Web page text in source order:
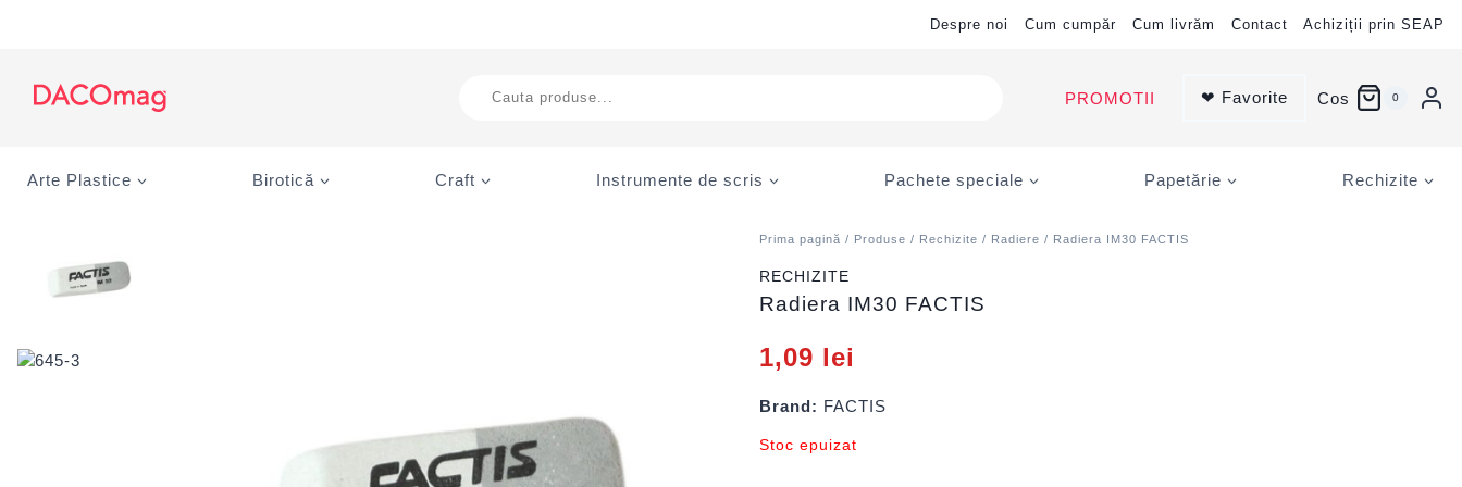
Despre noi Cum cumpăr Cum livrăm Contact Achiziții prin SEAP
search
PROMOTII ❤ Favorite Cos 0
Arte Plastice Birotică Craft Instrumente de scris Pachete speciale Papetărie Rechizite
Prima pagină / Produse / Rechizite / Radiere / Radiera IM30 FACTIS
RECHIZITE
Radiera IM30 FACTIS
1,09 lei
Brand: FACTIS
Stoc epuizat